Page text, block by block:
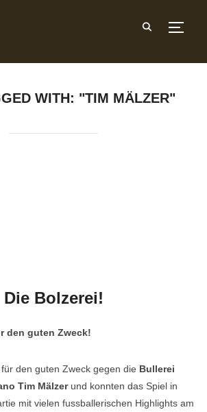
WITH: "TIM MÄLZER"
Die Bolzerei!
den guten Zweck!
den guten Zweck gegen die Bullerei
Tim Mälzer und konnten das Spiel in
mit vielen fussballerischen Highlights am